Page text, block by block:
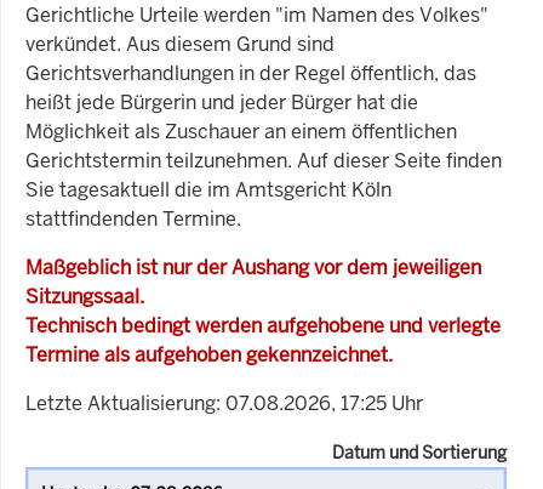
Gerichtliche Urteile werden "im Namen des Volkes"
verkündet. Aus diesem Grund sind
Gerichtsverhandlungen in der Regel öffentlich, das
heißt jede Bürgerin und jeder Bürger hat die
Möglichkeit als Zuschauer an einem öffentlichen
Gerichtstermin teilzunehmen. Auf dieser Seite finden
Sie tagesaktuell die im Amtsgericht Köln
stattfindenden Termine.
Maßgeblich ist nur der Aushang vor dem jeweiligen
Sitzungssaal.
Technisch bedingt werden aufgehobene und verlegte
Termine als aufgehoben gekennzeichnet.
Letzte Aktualisierung: 07.08.2026, 17:25 Uhr
Datum und Sortierung